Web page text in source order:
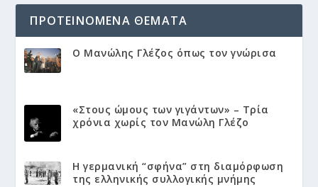
ΠΡΟΤΕΙΝΌΜΕΝΑ ΘΈΜΑΤΑ
Ο Μανώλης Γλέζος όπως τον γνώρισα
«Στους ώμους των γιγάντων» – Τρία
χρόνια χωρίς τον Μανώλη Γλέζο
Η γερμανική “σφήνα” στη διαμόρφωση
της ελληνικής συλλογικής μνήμης